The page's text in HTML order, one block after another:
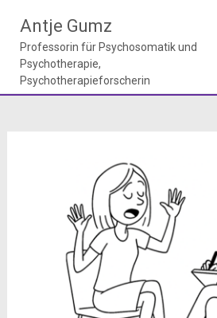
Inhalt
springen
Antje Gumz